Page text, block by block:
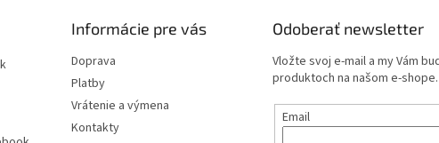
Informácie pre vás
Doprava
Platby
Vrátenie a výmena
Kontakty
Odoberať newsletter
Vložte svoj e-mail a my Vám
produktoch na našom e-shope.
Email